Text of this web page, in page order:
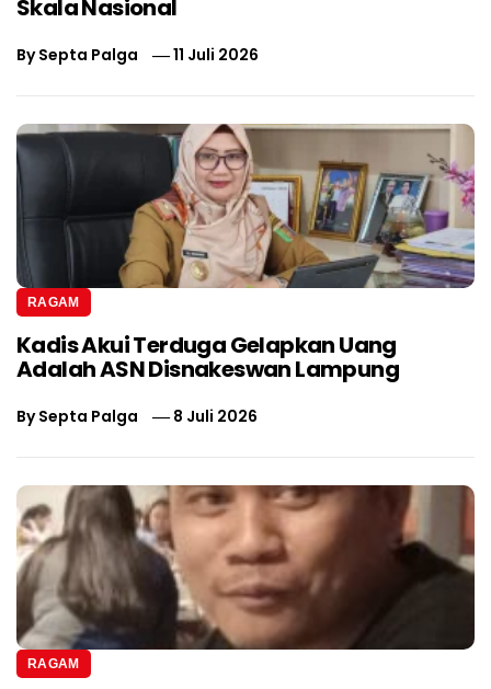
Skala Nasional
BySepta Palga 11 Juli 2026
RAGAM
Kadis Akui Terduga Gelapkan Uang
Adalah ASN Disnakeswan Lampung
BySepta Palga 8 Juli 2026
RAGAM